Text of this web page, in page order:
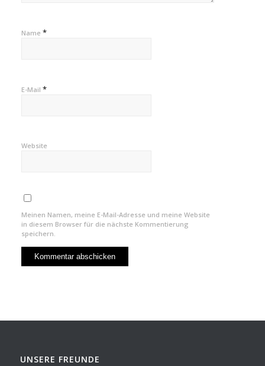
Name *
E-Mail *
Website
Meinen Namen, meine E-Mail-Adresse und meine Website
in diesem Browser für die nächste Kommentierung
speichern.
UNSERE FREUNDE